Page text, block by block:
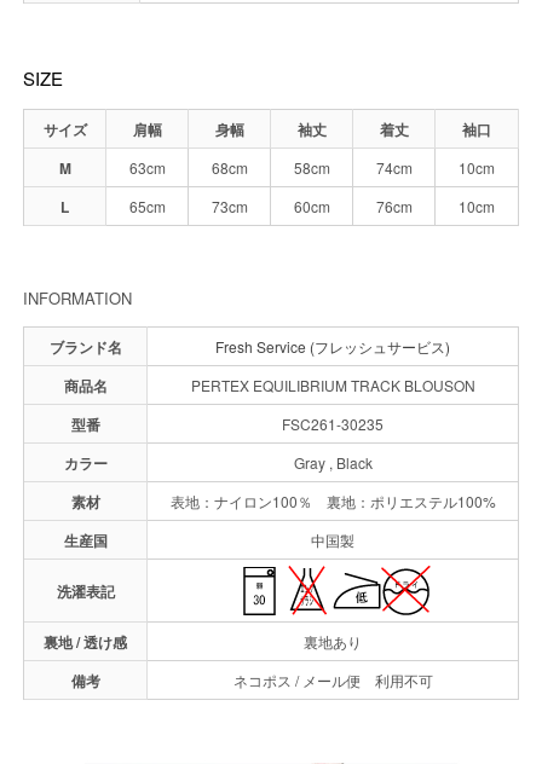
SIZE
サイズ 肩幅 身幅 袖丈 着丈
袖口
M
63cm 68cm 58cm 74cm 10cm
L 65cm 73cm 60cm 76cm 10cm
INFORMATION
ブランド名 Fresh Service (フレッシュサービス)
商品名 PERTEX EQUILIBRIUM TRACK BLOUSON
型番 FSC261-30235
カラー Gray , Black
素材 表地：ナイロン100％ 裏地：ポリエステル100%
生産国 中国製
洗濯表記
裏地 / 透け感 裏地あり
備考 ネコポス / メール便 利用不可